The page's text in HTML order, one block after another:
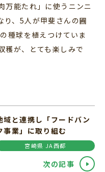
万能たれ」に使うニンニ
り、5人が甲斐さんの圃
種球を植えつけていま
穫が、とても楽しみで
域と連携し「フードバン
事業」に取り組む
宮崎県 JA西都
次の記事